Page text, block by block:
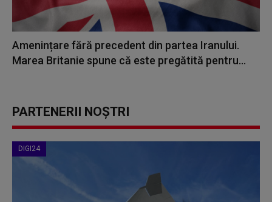
Amenințare fără precedent din partea Iranului.
Marea Britanie spune că este pregătită pentru...
PARTENERII NOȘTRI
DIGI24